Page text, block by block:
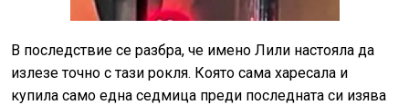
В последствие се разбра, че имено Лили настояла да
излезе точно с тази рокля. Която сама харесала и
купила само една седмица преди последната си изява